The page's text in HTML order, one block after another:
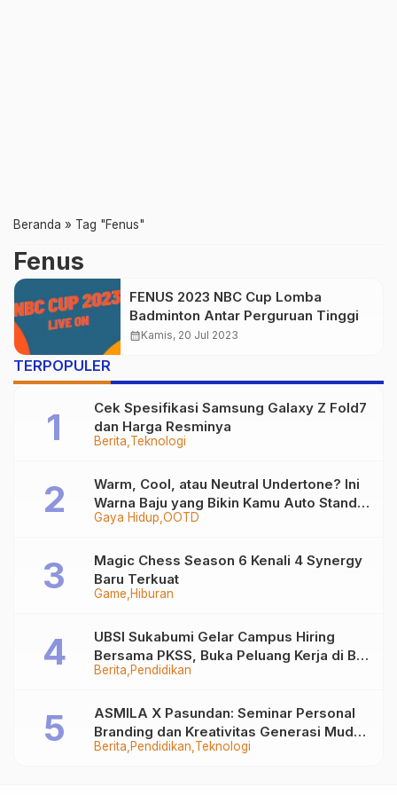
Beranda » Tag "Fenus"
Fenus
FENUS 2023 NBC Cup Lomba
Badminton Antar Perguruan Tinggi
calendar_monthKamis, 20 Jul 2023
TERPOPULER
Berita Teknologi
Cek Spesifikasi Samsung Galaxy Z Fold7
dan Harga Resminya
Gaya Hidup OOTD
Warm, Cool, atau Neutral Undertone? Ini
Warna Baju yang Bikin Kamu Auto Stand
Out
Game Hiburan
Magic Chess Season 6 Kenali 4 Synergy
Baru Terkuat
Berita Pendidikan
UBSI Sukabumi Gelar Campus Hiring
Bersama PKSS, Buka Peluang Kerja di BRI
Group
Berita Pendidikan Teknologi
ASMILA X Pasundan: Seminar Personal
Branding dan Kreativitas Generasi Muda
Bersama SDKF